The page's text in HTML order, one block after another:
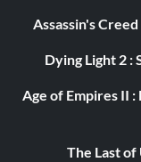
Assassin's
Dying Light 2 :
Age of Empires II
The Last of